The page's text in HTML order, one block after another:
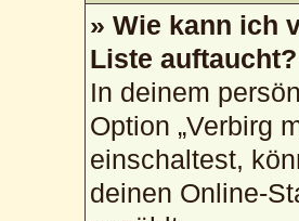
» Wie kann ich
Liste auftaucht?
In deinem
Option „Verbirg
einschaltest,
deinen Online-